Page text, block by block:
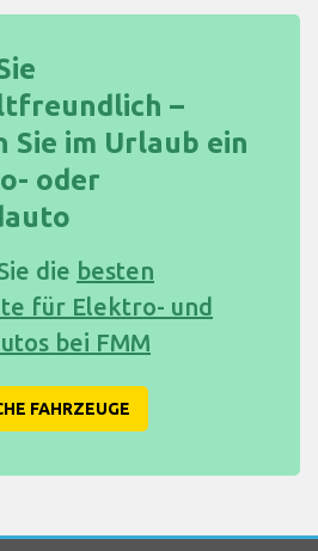
–
Sie im Urlaub ein
oder
die besten
für Elektro- und
bei FMM
FAHRZEUGE